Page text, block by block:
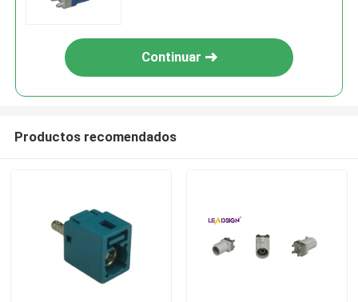
Continuar
Productos recomendados